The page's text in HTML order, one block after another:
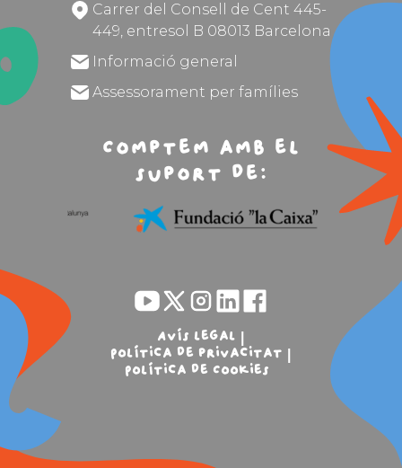
Carrer del Consell de Cent 445-
449, entresol B 08013 Barcelona
Informació general
Assessorament per famílies
Comptem amb el
suport de:
Avís legal
Política de privacitat
Política de Cookies